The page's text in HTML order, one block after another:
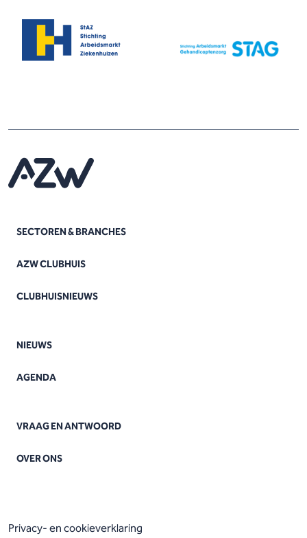
SECTOREN & BRANCHES
AZW CLUBHUIS
CLUBHUISNIEUWS
NIEUWS
AGENDA
VRAAG EN ANTWOORD
OVER ONS
Privacy- en cookieverklaring